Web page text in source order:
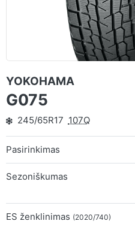
YOKOHAMA
G075
245/65R17 107Q
Pasirinkimas
Sezoniškumas
ES ženklinimas (2020/740)